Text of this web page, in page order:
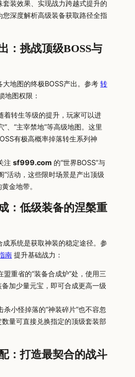
套装效果、实现战力跨越式提升的
您深度解析高级装备获取路径全指
：挑战顶级BOSS与
大地图的终极BOSS产出。参考 转
地图权限：
着转生等级的提升，玩家可以进
”、“主宰禁地”等高级地图。这里
有极高概率掉落转生系列神
注 sf999.com 的“世界BOSS”与
”活动，这些限时场景是产出顶级
金地带。
：低级装备的涅槃重
成系统是获取神装的稳定途径。参
南 提升基础战力：
盟重省的“装备合成炉”处，使用三
加少量元宝，即可合成更高一级
杀小怪掉落的“神装碎片”也不容忽
量可直接兑换指定的顶级套装部
：打造最契合的战斗